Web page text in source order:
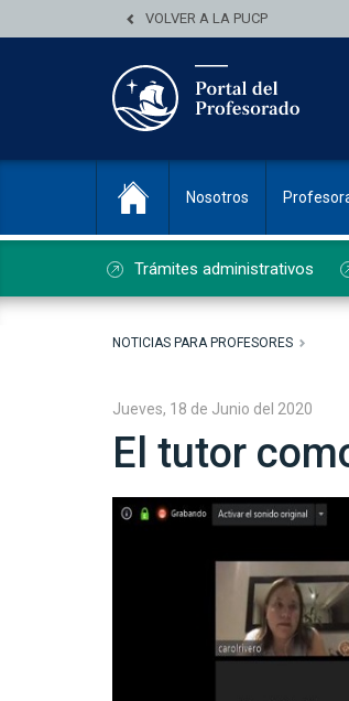
VOLVER A LA PUCP
Nosotros
Trámites administrativos
NOTICIAS PARA PROFESORES
Jueves, 18 de Junio del 2020
El tutor